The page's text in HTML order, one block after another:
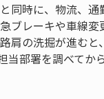
同時に、物流、
ブレーキや車線
肩の洗掘が進む
当部署を調べて